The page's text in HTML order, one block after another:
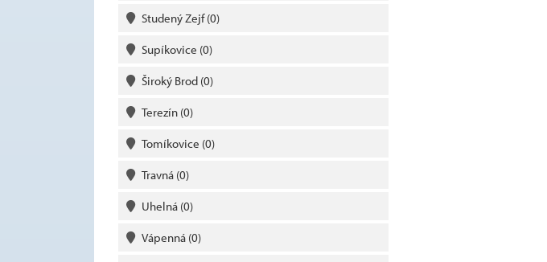
Studený Zejf(0)
Supíkovice (0)
Široký Brod (0)
Terezín (0)
Tomíkovice (0)
Travná (0)
Uhelná (0)
Vápenná (0)